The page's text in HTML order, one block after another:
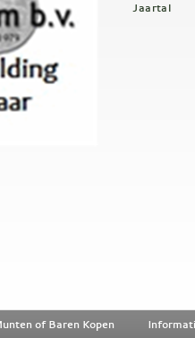
Jaartal
of Baren Kopen